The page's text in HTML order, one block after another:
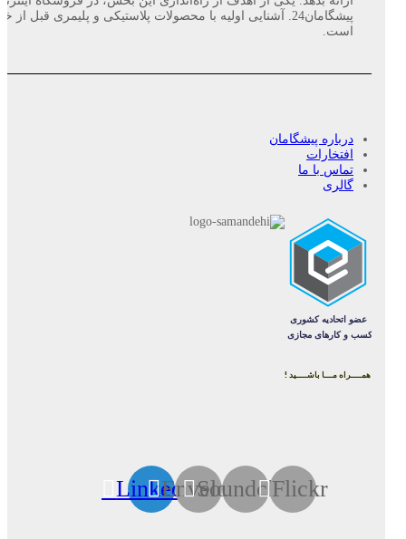
پیشگامان24. آشنایی اولیه با محصولات پلاستیکی و پلیمری قبل از
است.
درباره پیشگامان
افتخارات
تماس با ما
گالری
همــــراه مـــا باشــــید !
Flickr
Soundcloud
Envelope
Linkedin